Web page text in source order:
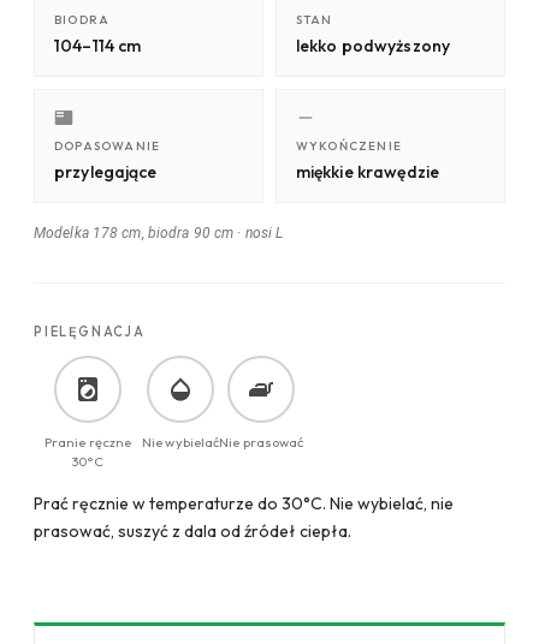
BIODRA
104–114 cm
STAN
lekko podwyższony
DOPASOWANIE
przylegające
WYKOŃCZENIE
miękkie krawędzie
Modelka 178 cm, biodra 90 cm · nosi L
PIELĘGNACJA
Pranie ręczne
30°C
Nie wybielaćNie prasować
Prać ręcznie w temperaturze do 30°C. Nie wybielać, nie
prasować, suszyć z dala od źródeł ciepła.